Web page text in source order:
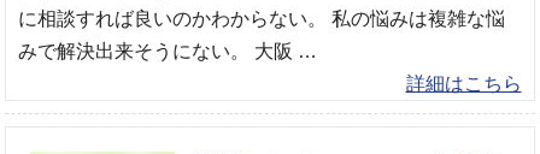
に相談すれば良いのかわからない。 私の悩みは複雑な悩
みで解決出来そうにない。 大阪 …
詳細はこちら